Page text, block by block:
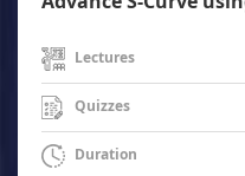
Lectures
Quizzes
Duration